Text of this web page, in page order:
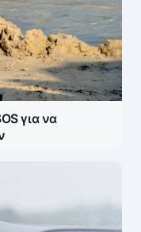
για να